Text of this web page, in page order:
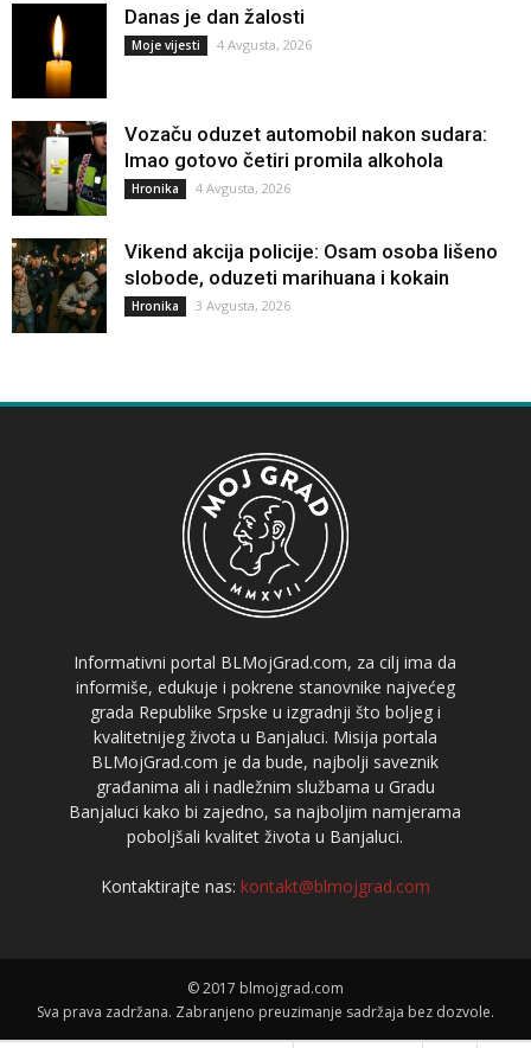
Danas je dan žalosti
Moje vijesti 4 Avgusta, 2026
Vozaču oduzet automobil nakon sudara:
Imao gotovo četiri promila alkohola
Hronika 4 Avgusta, 2026
Vikend akcija policije: Osam osoba lišeno
slobode, oduzeti marihuana i kokain
Hronika 3 Avgusta, 2026
Informativni portal BLMojGrad.com, za cilj ima da
informiše, edukuje i pokrene stanovnike najvećeg
grada Republike Srpske u izgradnji što boljeg i
kvalitetnijeg života u Banjaluci. Misija portala
BLMojGrad.com je da bude, najbolji saveznik
građanima ali i nadležnim službama u Gradu
Banjaluci kako bi zajedno, sa najboljim namjerama
poboljšali kvalitet života u Banjaluci.
Kontaktirajte nas: kontakt@blmojgrad.com
© 2017 blmojgrad.com
Sva prava zadržana. Zabranjeno preuzimanje sadržaja bez dozvole.